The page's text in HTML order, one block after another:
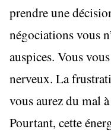
prendre une
négociations vous
auspices. Vous
nerveux. La
vous aurez du mal
Pourtant, cette